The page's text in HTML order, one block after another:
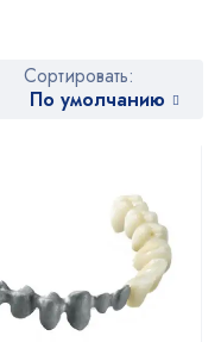
Сортировать:
По умолчанию